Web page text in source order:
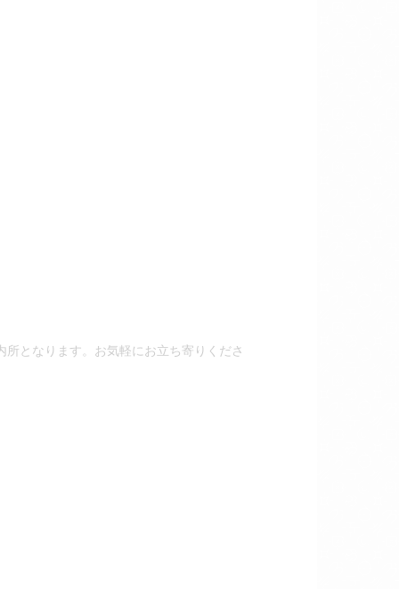
となります。お気軽にお立ち寄りくださ